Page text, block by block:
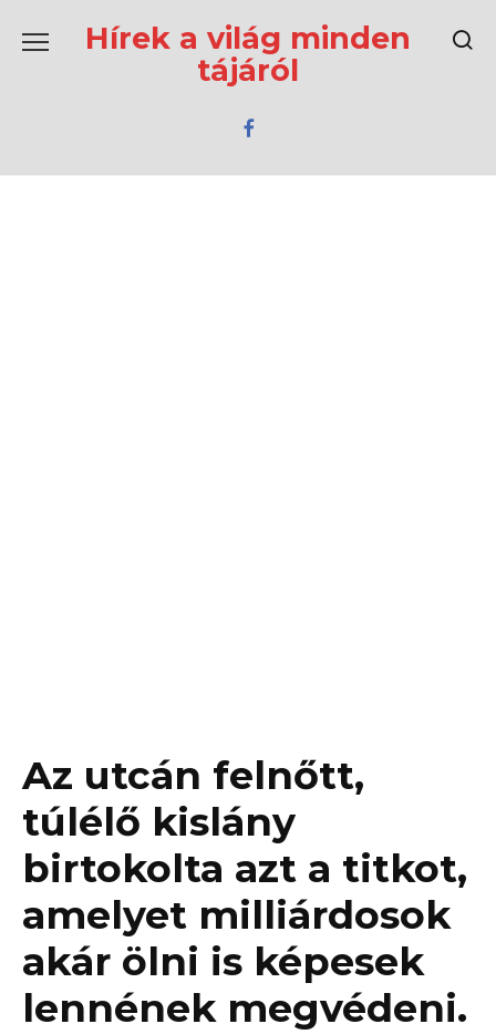
содержаниюHírek a világ minden
tájáról
Az utcán felnőtt,
túlélő kislány
birtokolta azt a titkot,
amelyet milliárdosok
akár ölni is képesek
lennének megvédeni.